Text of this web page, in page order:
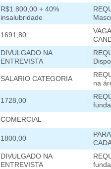
R$1.800,00 + 40%
insalubridade
1691,80
DIVULGADO NA
ENTREVISTA
SALARIO CATEGORIA
na
1728,00
COMERCIAL
1800,00
DIVULGADO NA
ENTREVISTA